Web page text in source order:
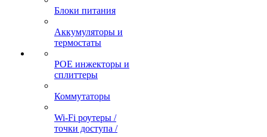
Блоки питания
Аккумуляторы и
термостаты
POE инжекторы и
сплиттеры
Коммутаторы
Wi-Fi роутеры /
точки доступа /